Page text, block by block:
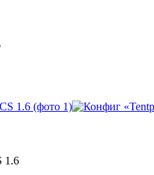
1.6